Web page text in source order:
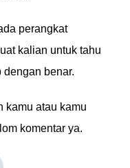
perangkat
kalian untuk tahu
benar.
kamu atau kamu
komentar ya.